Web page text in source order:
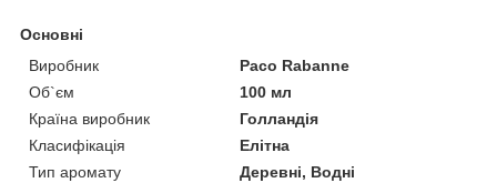
Основні
Виробник
Paco Rabanne
Об`єм
100 мл
Країна виробник
Голландія
Класифікація
Елітна
Тип аромату
Деревні, Водні